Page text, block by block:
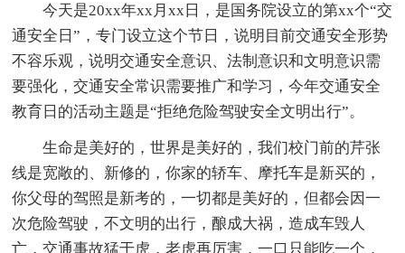
今天是20xx年xx月xx日，是国务院设立的第xx个“交
通安全日”，专门设立这个节日，说明目前交通安全形势
不容乐观，说明交通安全意识、法制意识和文明意识需
要强化，交通安全常识需要推广和学习，今年交通安全
教育日的活动主题是“拒绝危险驾驶安全文明出行”。
生命是美好的，世界是美好的，我们校门前的芹张
线是宽敞的、新修的，你家的轿车、摩托车是新买的，
你父母的驾照是新考的，一切都是美好的，但都会因一
次危险驾驶，不文明的出行，酿成大祸，造成车毁人
亡，交通事故猛于虎，老虎再厉害，一口只能吃一个，